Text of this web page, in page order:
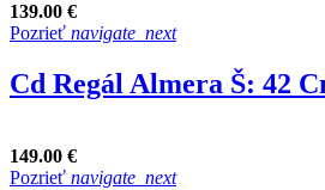
139.00 €
Pozrieť navigate_next
Cd Regál Almera Š: 42
149.00 €
Pozrieť navigate_next